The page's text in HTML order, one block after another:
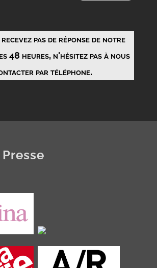
pas de réponse de notre
48 heures, n'hésitez pas à nous
par téléphone.